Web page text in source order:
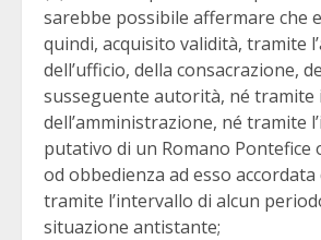
sarebbe possibile affermare che
quindi, acquisito validità, tramite
dell’ufficio, della consacrazione,
susseguente autorità, né tramite
dell’amministrazione, né tramite
putativo di un Romano Pontefice
od obbedienza ad esso
tramite l’intervallo di alcun
situazione antistante;